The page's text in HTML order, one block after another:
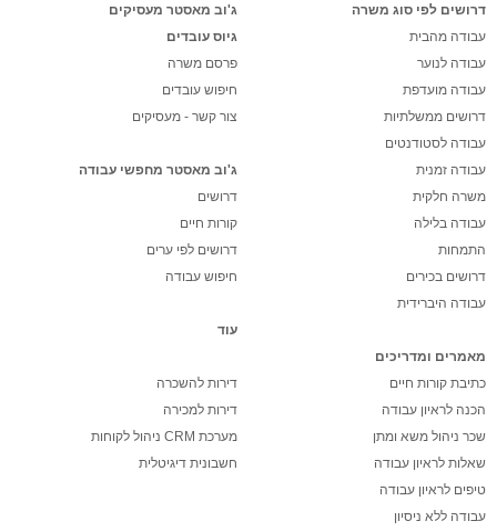
דרושים לפי סוג משרה
עבודה מהבית
עבודה לנוער
עבודה מועדפת
דרושים ממשלתיות
עבודה לסטודנטים
עבודה זמנית
משרה חלקית
עבודה בלילה
התמחות
דרושים בכירים
עבודה היברידית
מאמרים ומדריכים
כתיבת קורות חיים
הכנה לראיון עבודה
שכר ניהול משא ומתן
שאלות לראיון עבודה
טיפים לראיון עבודה
עבודה ללא ניסיון
ג'וב מאסטר מעסיקים
גיוס עובדים
פרסם משרה
חיפוש עובדים
צור קשר - מעסיקים
ג'וב מאסטר מחפשי עבודה
דרושים
קורות חיים
דרושים לפי ערים
חיפוש עבודה
עוד
דירות להשכרה
דירות למכירה
מערכת CRM ניהול לקוחות
חשבונית דיגיטלית